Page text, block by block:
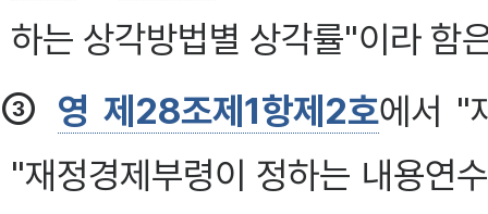
하는 상각방법별 상각률"이라 함
③ 영 제28조제1항제2호에서 "
"재정경제부령이 정하는 내용연